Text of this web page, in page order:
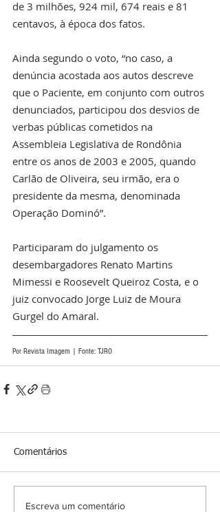
de 3 milhões, 924 mil, 674 reais e 81
centavos, à época dos fatos.
Ainda segundo o voto, “no caso, a
denúncia acostada aos autos descreve
que o Paciente, em conjunto com outros
denunciados, participou dos desvios de
verbas públicas cometidos na
Assembleia Legislativa de Rondônia
entre os anos de 2003 e 2005, quando
Carlão de Oliveira, seu irmão, era o
presidente da mesma, denominada
Operação Dominó”.
Participaram do julgamento os
desembargadores Renato Martins
Mimessi e Roosevelt Queiroz Costa, e o
juiz convocado Jorge Luiz de Moura
Gurgel do Amaral.
Por Revista Imagem | Fonte: TJRO
Comentários
Escreva um comentário